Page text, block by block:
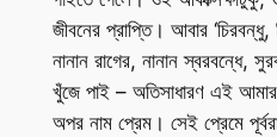
জীবনের প্রাপ্তি। আবার ‘চিরবন্ধু,
নানান রাগের, নানান স্বরবন্ধে,
খুঁজে পাই – অতিসাধারণ এই
অপর নাম প্রেম। সেই প্রেমে